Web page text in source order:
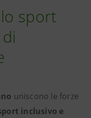
sport
uniscono le forze
inclusivo e